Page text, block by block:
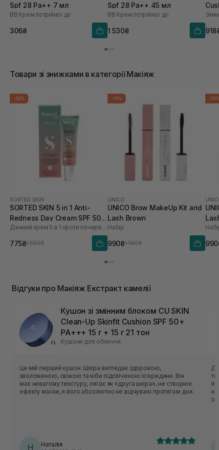
Spf 28 Pa++ 7 мл
BB Крем потрійної дії
306₴
Spf 28 Pa++ 45 мл
BB Крем потрійної дії
1 530₴
21
Товари зі знижками в категорії Макіяж
-50%
SORTED SKIN
SORTED SKIN 5 in 1 Anti-
Redness Day Cream SPF 50
30 мл
Денний крем 5 в 1 проти почервоніння
775₴1 550₴
-15%
UNICO
UNICO Brow MakeUp Kit and
Lash Brown
Набір
990₴1 160₴
-
Відгуки про Макіяж Екстракт камелії
Кушон зі змінним блоком CU SKIN
Clean-Up Skinfit Cushion SPF 50+
PA+++ 15 г + 15 г 21 тон
Кушони для обличчя
Це мій перший кушон. Шкіра виглядає здоровою,
зволоженою, свіжою та ніби підсвіченою зсередини. Він
має невагому текстуру, лягає як «друга шкіра», не створює
ефекту маски, я його абсолютно не відчуваю протягом дня.
Н Наталія